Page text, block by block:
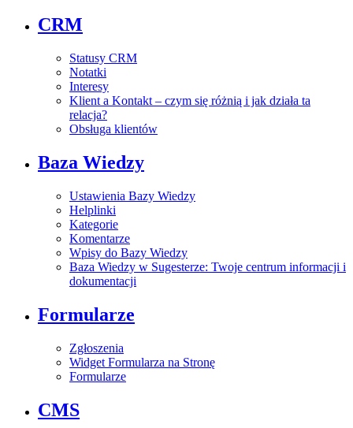
CRM
Statusy CRM
Notatki
Interesy
Klient a Kontakt – czym się różnią i jak działa ta
relacja?
Obsługa klientów
Baza Wiedzy
Ustawienia Bazy Wiedzy
Helplinki
Kategorie
Komentarze
Wpisy do Bazy Wiedzy
Baza Wiedzy w Sugesterze: Twoje centrum informacji i
dokumentacji
Formularze
Zgłoszenia
Widget Formularza na Stronę
Formularze
CMS